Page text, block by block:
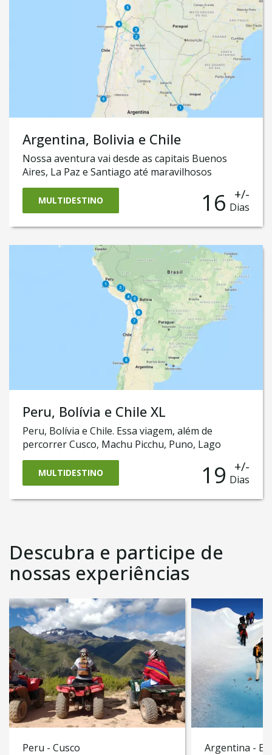
deserto feito de sal! E por fim, finalizaremos
nosso roteiro no Chile, onde você conhecerá o
mundialmente conhecido Deserto do Atacama.
Argentina, Bolivia e Chile
Nossa aventura vai desde as capitais Buenos
Aires, La Paz e Santiago até maravilhosos
espetáculos da natureza, como San Pedro do
Atacama. Você vai fazer o incrível safári até a
cidade de Purmamarca e a região de Jujuy
e aventurarmos no Atacama, atravessar o incrível
descobrirmos o que há de melhor em Santiago do
MULTIDESTINO 16 +/-
Dias
Peru, Bolívia e Chile XL
Peru, Bolívia e Chile. Essa viagem, além de
percorrer Cusco, Machu Picchu, Puno, Lago
Titicaca, La Paz, Salar de Uyuni e Deserto de
Atacama, também passa pelas capitais Lima e
Santiago do Chile e chega até a belíssima
Valparaíso
MULTIDESTINO 19 +/-
Dias
Descubra e participe de
nossas experiências
Peru - Cusco Argentina - El